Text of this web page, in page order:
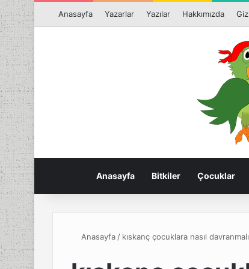
Anasayfa Yazarlar Yazılar Hakkımızda
Anasayfa Bitkiler Çocuklar
Anasayfa / kıskanç çocuklara nasıl davranmalı